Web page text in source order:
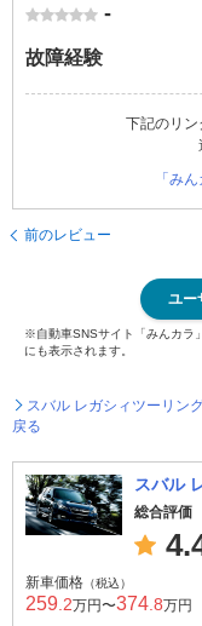
-
故障経験
下記のリン
「み
前のレビュー
ユー
※自動車SNSサイト「みんカラ
にも表示されます。
スバル レガシィツーリン
戻る
スバル
総合評価
新車価格 （税込）
259 .2万円〜374 .8万円